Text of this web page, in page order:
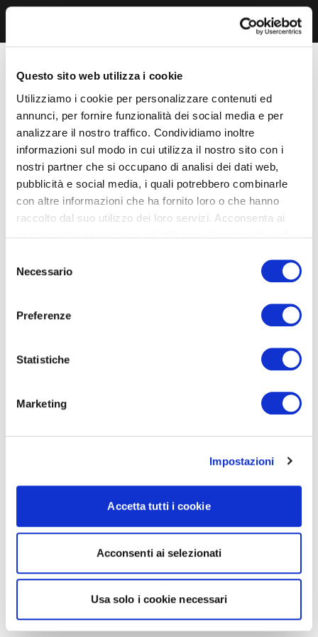
Questo sito web utilizza i cookie
Utilizziamo i cookie per personalizzare contenuti ed
annunci, per fornire funzionalità dei social media e per
analizzare il nostro traffico. Condividiamo inoltre
informazioni sul modo in cui utilizza il nostro sito con i
nostri partner che si occupano di analisi dei dati web,
pubblicità e social media, i quali potrebbero combinarle
con altre informazioni che ha fornito loro o che hanno
raccolto dal suo utilizzo dei loro servizi. Acconsenta ai
delNecessario
Preferenze
Statistiche
Marketing
Impostazioni
Accetta tutti i cookie
Acconsenti ai selezionati
Usa solo i cookie necessari